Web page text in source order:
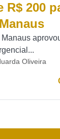
R$ 200
Oliveira